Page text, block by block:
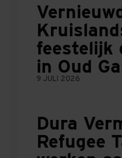
feestelijk
in Oud
9 JULI 2026
Dura
Refugee